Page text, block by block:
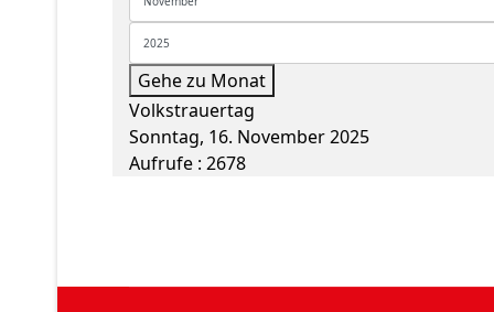
Gehe zu Monat
Volkstrauertag
Sonntag, 16. November 2025
Aufrufe : 2678